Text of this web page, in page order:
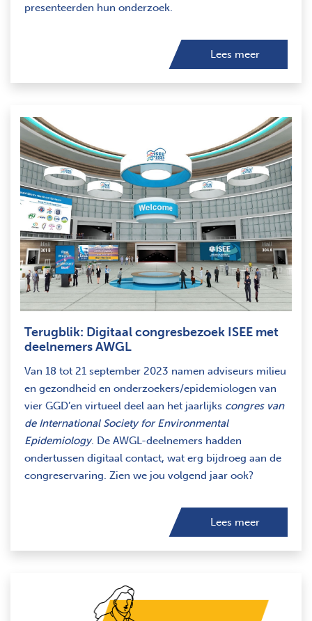
presenteerden hun onderzoek.
Lees meer
Terugblik: Digitaal congresbezoek ISEE met
deelnemers AWGL
Van 18 tot 21 september 2023 namen adviseurs milieu
en gezondheid en onderzoekers/epidemiologen van
vier GGD’en virtueel deel aan het jaarlijks congres van
de International Society for Environmental
Epidemiology. De AWGL-deelnemers hadden
ondertussen digitaal contact, wat erg bijdroeg aan de
congreservaring. Zien we jou volgend jaar ook?
Lees meer